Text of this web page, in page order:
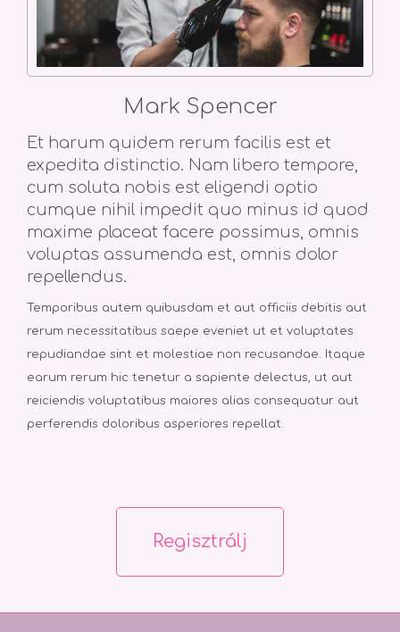
Mark Spencer
Et harum quidem rerum facilis est et
expedita distinctio. Nam libero tempore,
cum soluta nobis est eligendi optio
cumque nihil impedit quo minus id quod
maxime placeat facere possimus, omnis
voluptas assumenda est, omnis dolor
repellendus.
Temporibus autem quibusdam et aut officiis debitis aut
rerum necessitatibus saepe eveniet ut et voluptates
repudiandae sint et molestiae non recusandae. Itaque
earum rerum hic tenetur a sapiente delectus, ut aut
reiciendis voluptatibus maiores alias consequatur aut
perferendis doloribus asperiores repellat.
Regisztrálj